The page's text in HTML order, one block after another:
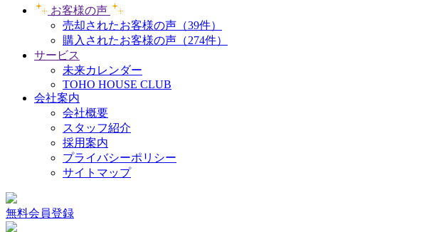
お客様の声
売却されたお客様の声（39件）
購入されたお客様の声（274件）
サービス
未来カレンダー
TOHO HOUSE CLUB
会社案内
会社概要
スタッフ紹介
採用案内
プライバシーポリシー
サイトマップ
無料会員登録